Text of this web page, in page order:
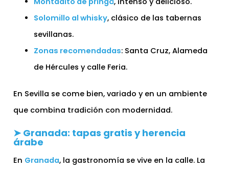
Solomillo al whisky, clásico de las tabernas
sevillanas.
Zonas recomendadas: Santa Cruz, Alameda
de Hércules y calle Feria.
En Sevilla se come bien, variado y en un ambiente
que combina tradición con modernidad.
➤ Granada: tapas gratis y herencia
árabe
En Granada, la gastronomía se vive en la calle. La